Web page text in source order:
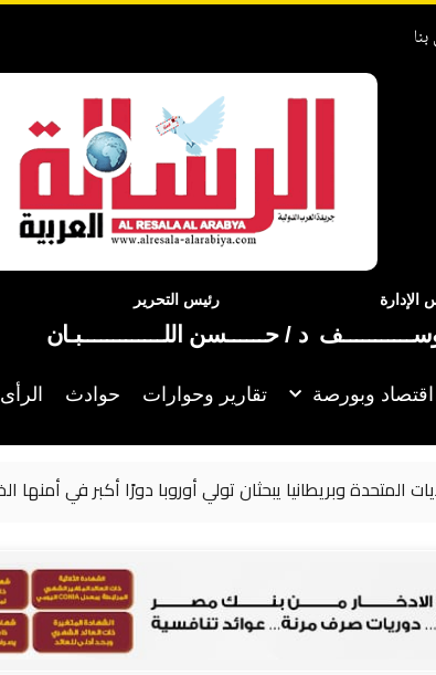
رئيس التحرير
د / حــــــسن اللـــــــــــــبـان
اقتصاد وبورصة تقارير وحوارات حوادث الرأى
المتحدة وبريطانيا يبحثان تولي أوروبا دورًا أكبر في أمنها